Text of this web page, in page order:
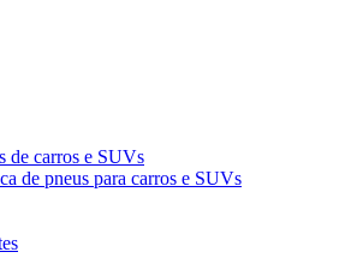
de carros e SUVs
de pneus para carros e SUVs